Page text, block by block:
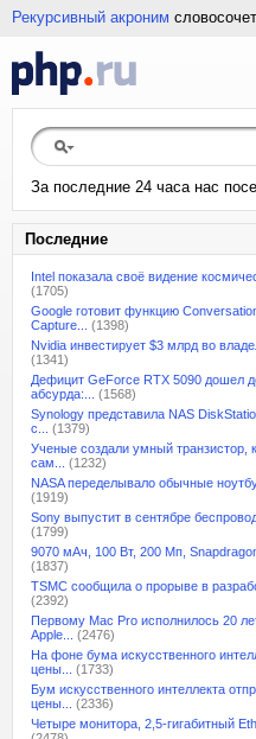
Рекурсивный акроним
За последние 24 часа нас
Последние
Intel показала своё видение
(1705)
Google готовит функцию
Capture...
(1398)
Nvidia инвестирует $3 млрд во
(1341)
Дефицит GeForce RTX 5090 дошел
абсурда:...
(1568)
Synology представила NAS
с...
(1379)
Ученые создали умный транзистор,
сам...
(1232)
NASA переделывало обычные
(1919)
Sony выпустит в сентябре
(1799)
9070 мАч, 100 Вт, 200 Мп, Snapdragon
(1837)
TSMC сообщила о прорыве в
(2392)
Первому Mac Pro исполнилось 20
Apple...
(2476)
На фоне бума искусственного
цены...
(1733)
Бум искусственного интеллекта
цены...
(2336)
Четыре монитора, 2,5-гигабитный